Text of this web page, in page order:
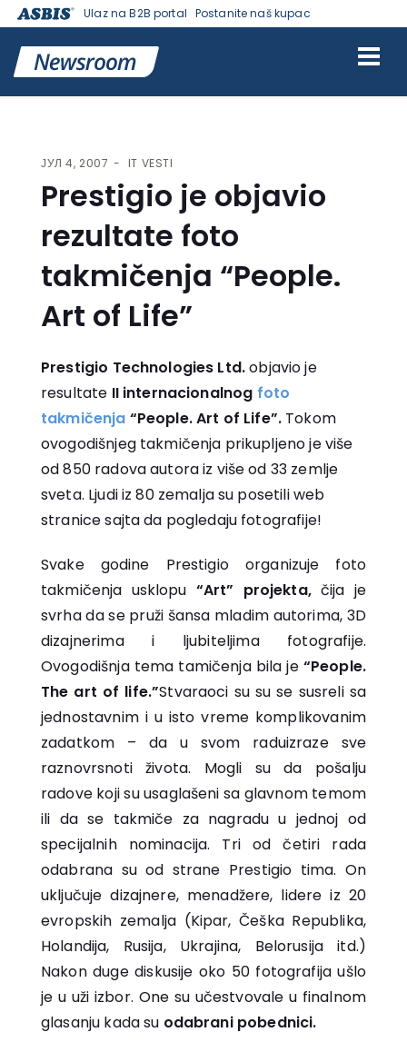
Ulaz na B2B portal Postanite naš kupac
REZULTATE FOTO TAKMIČENJA “PEOPLE. ART OF LIFE”
ЈУЛ 4, 2007 IT VESTI
Prestigio je objavio
rezultate foto
takmičenja “People.
Art of Life”
Prestigio Technologies Ltd.objavio je
resultate II internacionalnog foto
takmičenja “People. Art of Life”. Tokom
ovogodišnjeg takmičenja prikupljeno je više
od 850 radova autora iz više od 33 zemlje
sveta. Ljudi iz 80 zemalja su posetili web
stranice sajta da pogledaju fotografije!
Svake godine Prestigio organizuje foto
takmičenja usklopu “Art” projekta, čija je
svrha da se pruži šansa mladim autorima, 3D
dizajnerima i ljubiteljima fotografije.
Ovogodišnja tema tamičenja bila je“People.
The art of life.”Stvaraoci su su se susreli sa
jednostavnim i u isto vreme komplikovanim
zadatkom – da u svom raduizraze sve
raznovrsnoti života. Mogli su da pošalju
radove koji su usaglašeni sa glavnom temom
ili da se takmiče za nagradu u jednoj od
specijalnih nominacija. Tri od četiri rada
odabrana su od strane Prestigio tima. On
uključuje dizajnere, menadžere, lidere iz 20
evropskih zemalja (Kipar, Češka Republika,
Holandija, Rusija, Ukrajina, Belorusija itd.)
Nakon duge diskusije oko 50 fotografija ušlo
je u uži izbor. One su učestvovale u finalnom
glasanju kada su odabrani pobednici.